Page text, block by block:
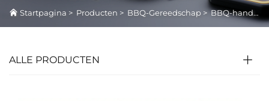
Startpagina > Producten > BBQ-Gereedschap >BBQ-handschoenen
ALLE PRODUCTEN